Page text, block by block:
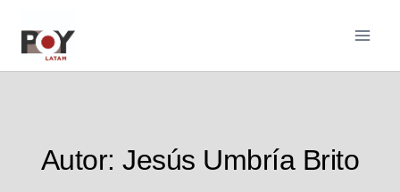
contenido
Autor: Jesús Umbría Brito